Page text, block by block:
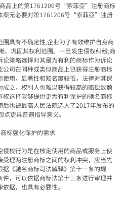
品上的第1761206号 “索菲亞” 注册商标
案无必要对第1761206号 “索菲亞” 注册
围具有不确定性,企业为了有效维护自身商
、巩固其权利范围。一旦发生侵权纠纷,商
策略选择对其最为有利的商标作为诉讼
司在同种或类似商品上已获得注册商标
用，显著性和知名度较低，法律对其保
立，权利人也难以获得较高的赔偿数额
选择能够提供更为有利保护的驰名商标
也被最高人民法院选入了2017年发布的
更具普遍指导意义。
标强化保护的需求
权行为是在核定使用的商品或服务上使
理两注册商标之间的权利冲突，应当先
《驰名商标司法解释》第十一条的规
，可以依据商标法第十三条进行审理并
据，也具有必要性。